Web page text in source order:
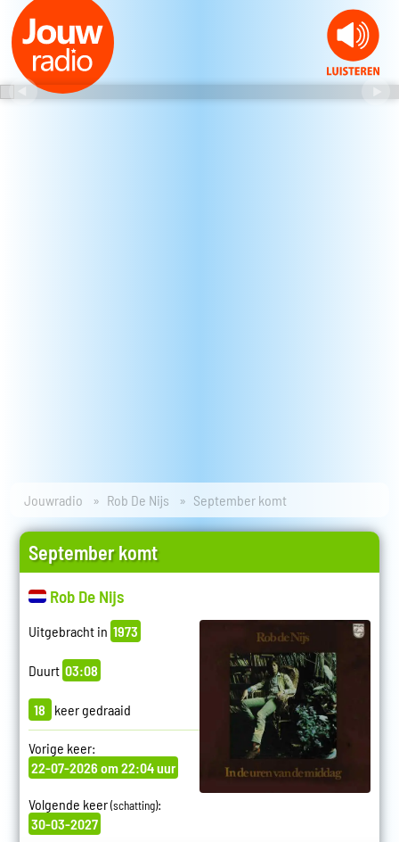
Jouwradio Rob De Nijs September komt
September komt
Rob De Nijs
Uitgebracht in 1973
Duurt 03:08
18 keer gedraaid
Vorige keer:
22-07-2026 om 22:04 uur
Volgende keer(schatting):
30-03-2027